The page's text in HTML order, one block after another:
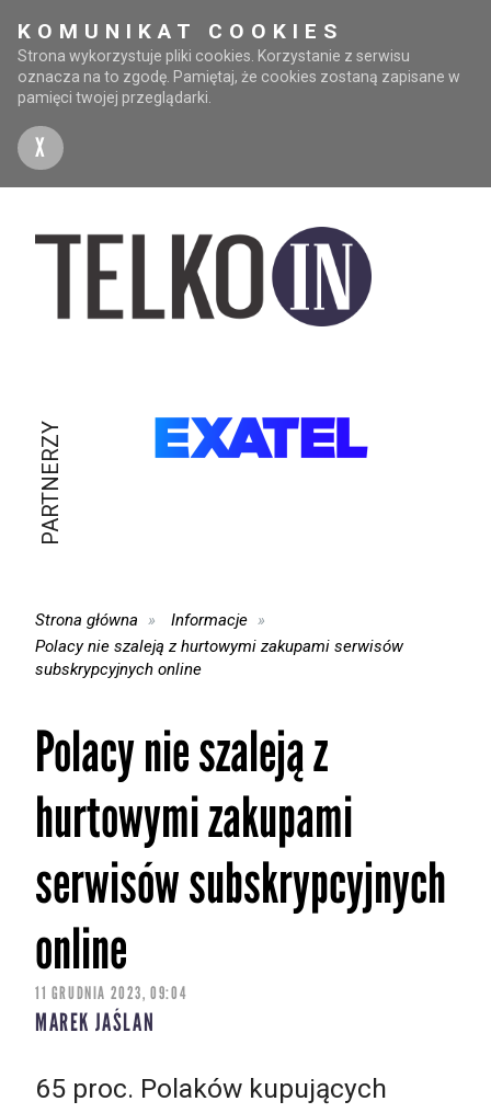
KOMUNIKAT COOKIES
Strona wykorzystuje pliki cookies. Korzystanie z serwisu
oznacza na to zgodę. Pamiętaj, że cookies zostaną zapisane w
pamięci twojej przeglądarki.
X
PARTNERZY
Strona główna
Informacje
Polacy nie szaleją z hurtowymi zakupami serwisów
subskrypcyjnych online
Polacy nie szaleją z
hurtowymi zakupami
serwisów subskrypcyjnych
online
11 GRUDNIA 2023, 09:04
MAREK JAŚLAN
65 proc. Polaków kupujących